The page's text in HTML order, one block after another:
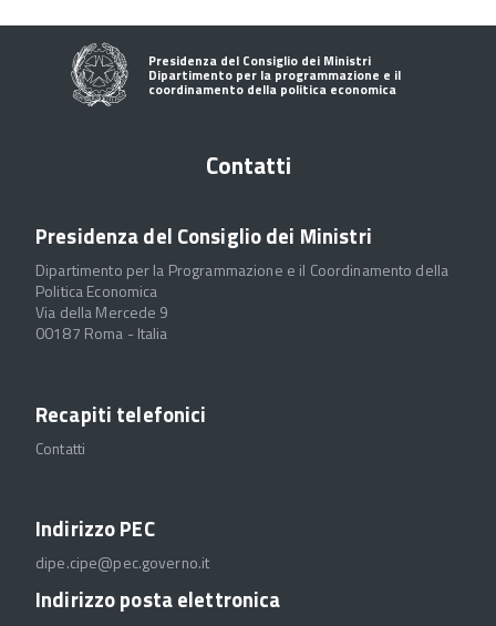
Presidenza del Consiglio dei Ministri
Dipartimento per la programmazione e il
coordinamento della politica economica
Contatti
Presidenza del Consiglio dei Ministri
Dipartimento per la Programmazione e il Coordinamento della
Politica Economica
Via della Mercede 9
00187 Roma - Italia
Recapiti telefonici
Contatti
Indirizzo PEC
dipe.cipe@pec.governo.it
Indirizzo posta elettronica